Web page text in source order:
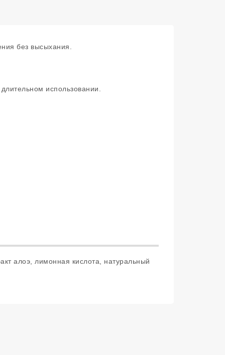
без высыхания.
использовании.
алоэ, лимонная кислота, натуральный